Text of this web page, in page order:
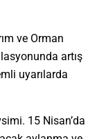
ve Orman
artış
uyarılarda
15 Nisan’da